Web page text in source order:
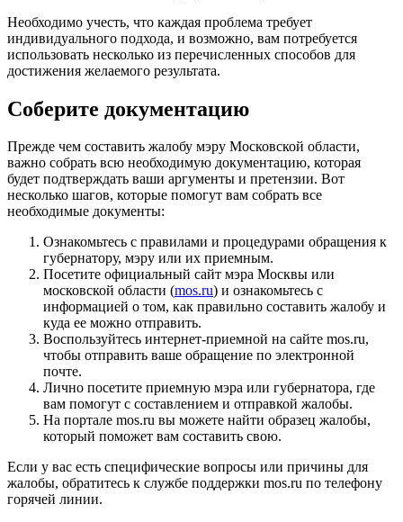
Необходимо учесть, что каждая проблема требует
индивидуального подхода, и возможно, вам потребуется
использовать несколько из перечисленных способов для
достижения желаемого результата.
Соберите документацию
Прежде чем составить жалобу мэру Московской области,
важно собрать всю необходимую документацию, которая
будет подтверждать ваши аргументы и претензии. Вот
несколько шагов, которые помогут вам собрать все
необходимые документы:
Ознакомьтесь с правилами и процедурами обращения к
губернатору, мэру или их приемным.
Посетите официальный сайт мэра Москвы или
московской области (mos.ru) и ознакомьтесь с
информацией о том, как правильно составить жалобу и
куда ее можно отправить.
Воспользуйтесь интернет-приемной на сайте mos.ru,
чтобы отправить ваше обращение по электронной
почте.
Лично посетите приемную мэра или губернатора, где
вам помогут с составлением и отправкой жалобы.
На портале mos.ru вы можете найти образец жалобы,
который поможет вам составить свою.
Если у вас есть специфические вопросы или причины для
жалобы, обратитесь к службе поддержки mos.ru по телефону
горячей линии.